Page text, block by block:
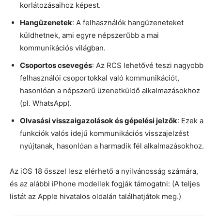
korlátozásaihoz képest.
Hangüzenetek: A felhasználók hangüzeneteket
küldhetnek, ami egyre népszerűbb a mai
kommunikációs világban.
Csoportos csevegés: Az RCS lehetővé teszi nagyobb
felhasználói csoportokkal való kommunikációt,
hasonlóan a népszerű üzenetküldő alkalmazásokhoz
(pl. WhatsApp).
Olvasási visszaigazolások és gépelési jelzők: Ezek a
funkciók valós idejű kommunikációs visszajelzést
nyújtanak, hasonlóan a harmadik fél alkalmazásokhoz.
Az iOS 18 ősszel lesz elérhető a nyilvánosság számára,
és az alábbi iPhone modellek fogják támogatni: (A teljes
listát az Apple hivatalos oldalán találhatjátok meg.)